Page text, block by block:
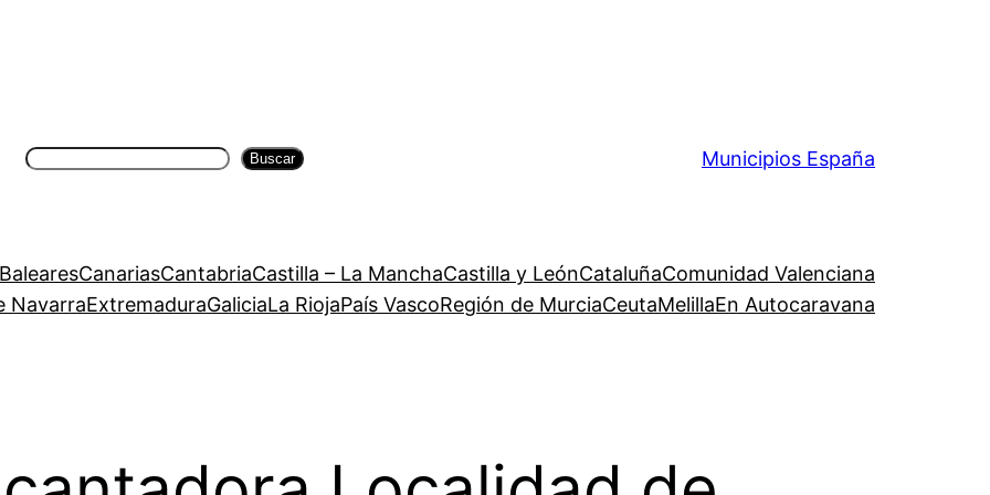
Buscar Buscar Municipios España
CanariasCantabriaCastilla – La ManchaCastilla y LeónCataluñaComunidad Valenciana
NavarraExtremaduraGaliciaLa RiojaPaís VascoRegión de MurciaCeutaMelillaEn Autocaravana